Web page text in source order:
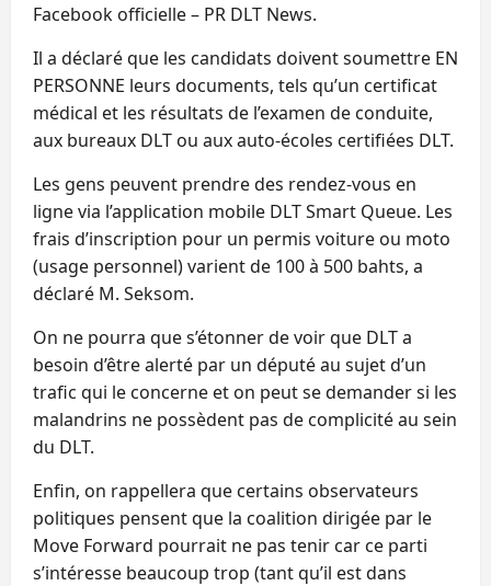
Facebook officielle – PR DLT News.
Il a déclaré que les candidats doivent soumettre EN
PERSONNE leurs documents, tels qu’un certificat
médical et les résultats de l’examen de conduite,
aux bureaux DLT ou aux auto-écoles certifiées DLT.
Les gens peuvent prendre des rendez-vous en
ligne via l’application mobile DLT Smart Queue. Les
frais d’inscription pour un permis voiture ou moto
(usage personnel) varient de 100 à 500 bahts, a
déclaré M. Seksom.
On ne pourra que s’étonner de voir que DLT a
besoin d’être alerté par un député au sujet d’un
trafic qui le concerne et on peut se demander si les
malandrins ne possèdent pas de complicité au sein
du DLT.
Enfin, on rappellera que certains observateurs
politiques pensent que la coalition dirigée par le
Move Forward pourrait ne pas tenir car ce parti
s’intéresse beaucoup trop (tant qu’il est dans